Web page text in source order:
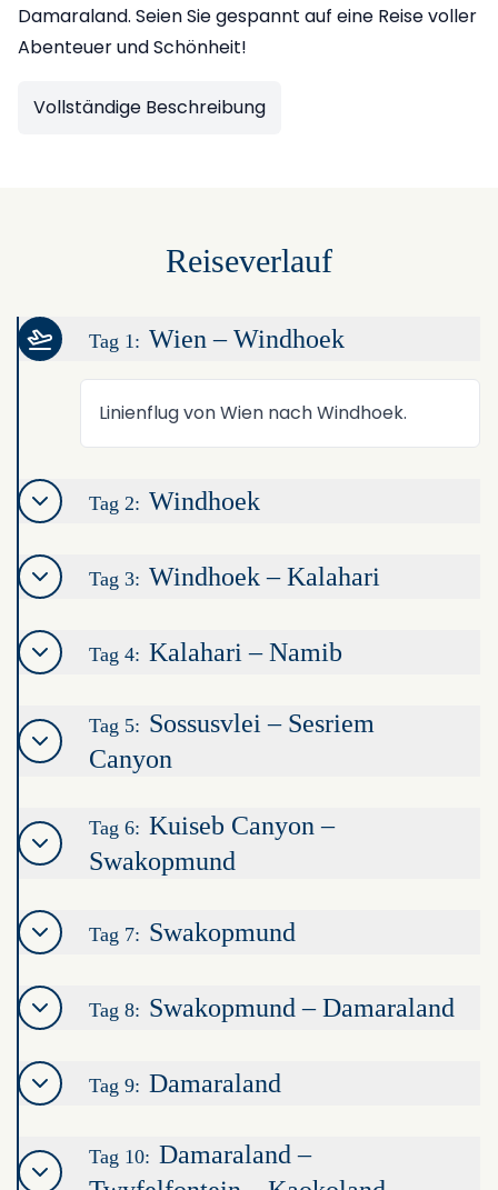
Damaraland. Seien Sie gespannt auf eine Reise voller
Abenteuer und Schönheit!
Vollständige Beschreibung
Reiseverlauf
Tag 1: Wien – Windhoek
Linienflug von Wien nach Windhoek.
Tag 2: Windhoek
Tag 3: Windhoek – Kalahari
Tag 4: Kalahari – Namib
Tag 5: Sossusvlei – Sesriem
Canyon
Tag 6: Kuiseb Canyon –
Swakopmund
Tag 7: Swakopmund
Tag 8: Swakopmund – Damaraland
Tag 9: Damaraland
Tag 10: Damaraland –